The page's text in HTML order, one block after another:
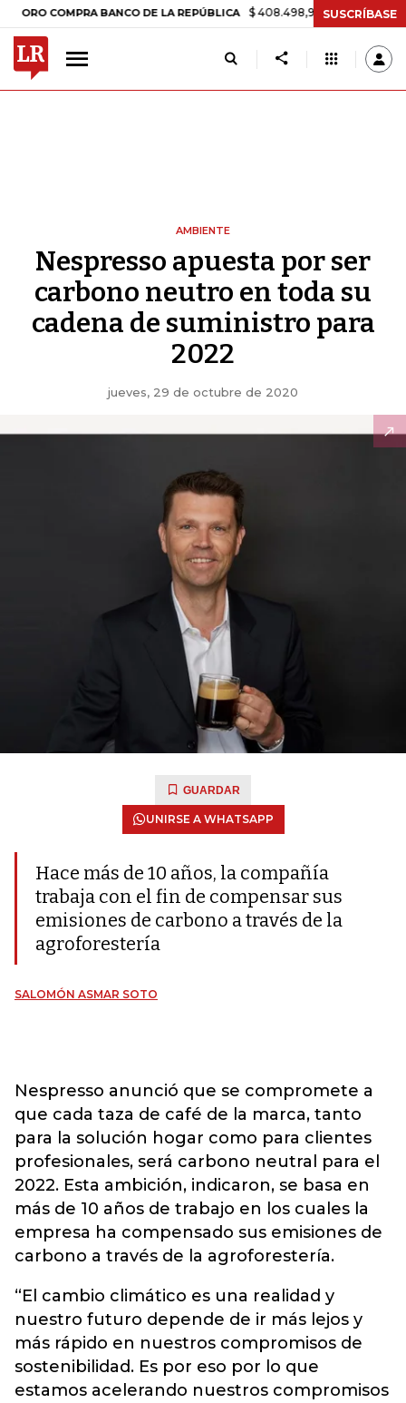
COMPRA BANCO DE LA REPÚBLICA $ 408.498,97 +$ 8.753,81 +2,19%
SUSCRÍBASE
AMBIENTE
Nespresso apuesta por ser
carbono neutro en toda su
cadena de suministro para
2022
jueves, 29 de octubre de 2020
GUARDAR
UNIRSE A WHATSAPP
Hace más de 10 años, la compañía
trabaja con el fin de compensar sus
emisiones de carbono a través de la
agroforestería
SALOMÓN ASMAR SOTO
Nespresso anunció que se compromete a
que cada taza de café de la marca, tanto
para la solución hogar como para clientes
profesionales, será carbono neutral para el
2022. Esta ambición, indicaron, se basa en
más de 10 años de trabajo en los cuales la
empresa ha compensado sus emisiones de
carbono a través de la agroforestería.
“El cambio climático es una realidad y
nuestro futuro depende de ir más lejos y
más rápido en nuestros compromisos de
sostenibilidad. Es por eso por lo que
estamos acelerando nuestros compromisos